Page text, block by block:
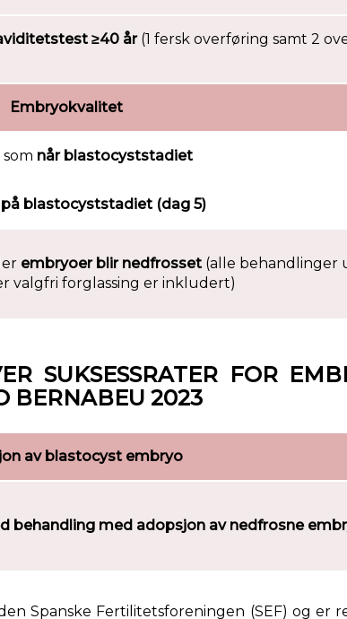
≥40 år(1 fersk overføring samt 2
Embryokvalitet
når blastocyststadiet
på blastocyststadiet (dag 5)
embryoer blir nedfrosset (alle behandlinger
valgfri forglassing er inkludert)
SUKSESSRATER FOR
BERNABEU 2023
av blastocyst embryo
behandling med adopsjon av nedfrosne
Spanske Fertilitetsforeningen (SEF) og er